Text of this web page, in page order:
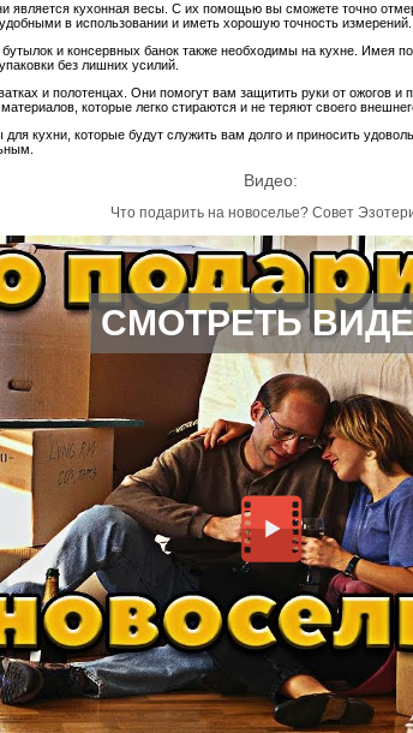
является кухонная весы. С их помощью вы сможете точно
в использовании и иметь хорошую точность измерений.
и консервных банок также необходимы на кухне. Имея
без лишних усилий.
и полотенцах. Они помогут вам защитить руки от ожогов
которые легко стираются и не теряют своего
кухни, которые будут служить вам долго и приносить
Видео:
Что подарить на новоселье? Совет
СМОТРЕТЬ